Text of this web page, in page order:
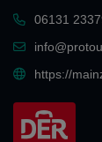
06131
https://